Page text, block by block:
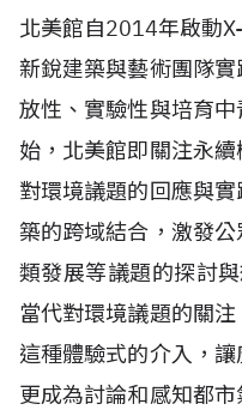
北美館自2014年啟動
新銳建築與藝術團隊
放性、實驗性與培育
始，北美館即關注永
對環境議題的回應與
築的跨域結合，激發
類發展等議題的探討
當代對環境議題的關
這種體驗式的介入，
更成為討論和感知都